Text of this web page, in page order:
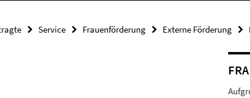
Service Frauenförderung Externe Förderung